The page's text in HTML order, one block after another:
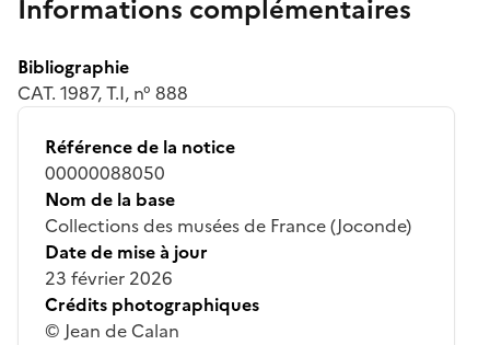
Informations complémentaires
Bibliographie
CAT. 1987, T.I, n° 888
Référence de la notice
00000088050
Nom de la base
Collections des musées de France (Joconde)
Date de mise à jour
23 février 2026
Crédits photographiques
© Jean de Calan